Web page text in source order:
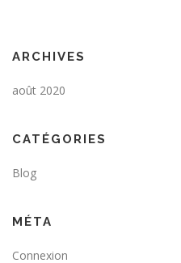
ARCHIVES
août 2020
CATÉGORIES
Blog
MÉTA
Connexion